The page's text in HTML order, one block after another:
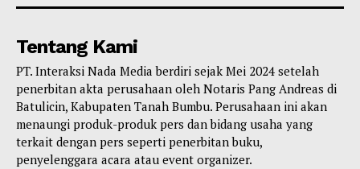
Tentang Kami
PT. Interaksi Nada Media berdiri sejak Mei 2024 setelah
penerbitan akta perusahaan oleh Notaris Pang Andreas di
Batulicin, Kabupaten Tanah Bumbu. Perusahaan ini akan
menaungi produk-produk pers dan bidang usaha yang
terkait dengan pers seperti penerbitan buku,
penyelenggara acara atau event organizer.